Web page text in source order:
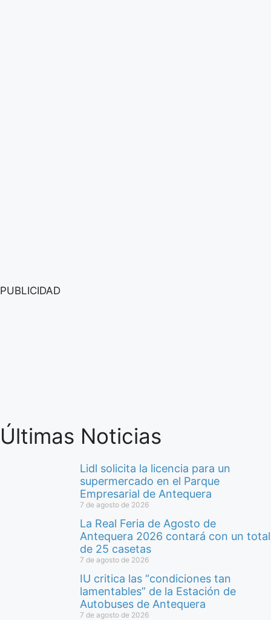
PUBLICIDAD
Últimas Noticias
Lidl solicita la licencia para un
supermercado en el Parque
Empresarial de Antequera
7 de agosto de 2026
La Real Feria de Agosto de
Antequera 2026 contará con un total
de 25 casetas
7 de agosto de 2026
IU critica las “condiciones tan
lamentables” de la Estación de
Autobuses de Antequera
7 de agosto de 2026